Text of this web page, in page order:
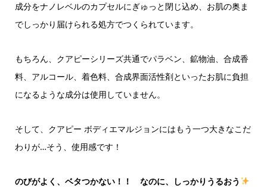
成分をナノレベルのカプセルにぎゅっと閉じ込め、お肌の奥ま
でしっかり届けられる処方でつくられています。
もちろん、クアピーシリーズ共通でパラベン、鉱物油、合成香
料、アルコール、着色料、合成界面活性剤といったお肌に負担
になるような成分は使用していません。
そして、クアピー ボディエマルジョンにはもう一つ大きなこだ
わりが…そう、使用感です！
のびがよく、ベタつかない！！ なのに、しっかりうるおう